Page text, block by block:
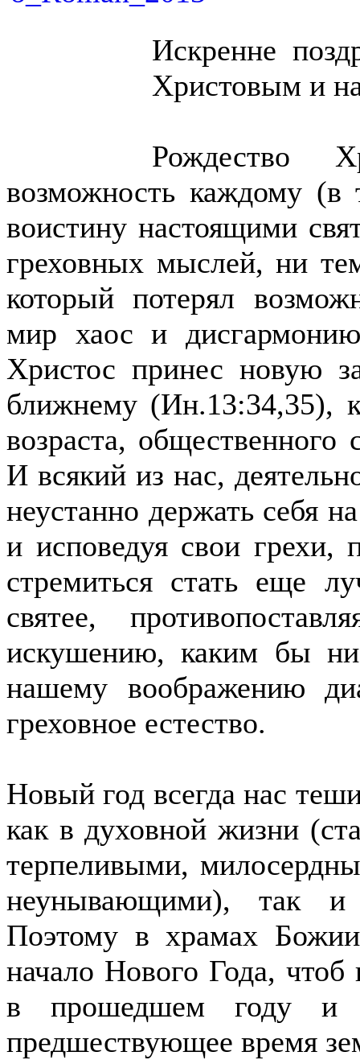
Искренне
Христовым и
Рождество
возможность каждому
воистину настоящими
греховных мыслей, ни
который потерял
мир хаос и
Христос принес новую
ближнему (Ин.13:34,35),
возраста,
И всякий из нас,
неустанно держать себя
и исповедуя свои грехи,
стремиться стать еще
святее,
искушению, каким бы ни
нашему воображению
греховное естество.
Новый год всегда нас
как в духовной жизни
терпеливыми,
неунывающими), так и
Поэтому в храмах
начало Нового Года, чтоб
в прошедшем году и
предшествующее время